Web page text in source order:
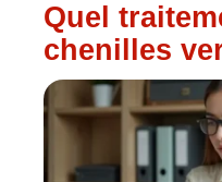
Quel
chenilles